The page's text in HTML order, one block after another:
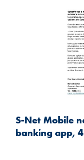
S-Net Mobile
banking app,